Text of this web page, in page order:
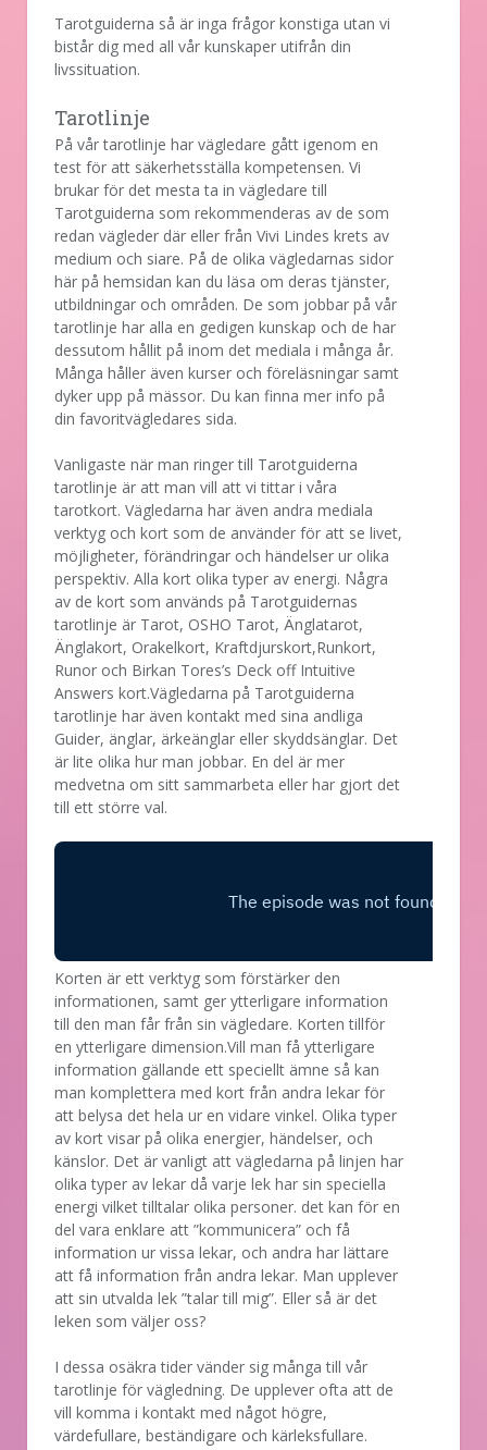
Tarotguiderna så är inga frågor konstiga utan vi
bistår dig med all vår kunskaper utifrån din
livssituation.
Tarotlinje
På vår tarotlinje har vägledare gått igenom en
test för att säkerhetsställa kompetensen. Vi
brukar för det mesta ta in vägledare till
Tarotguiderna som rekommenderas av de som
redan vägleder där eller från Vivi Lindes krets av
medium och siare. På de olika vägledarnas sidor
här på hemsidan kan du läsa om deras tjänster,
utbildningar och områden. De som jobbar på vår
tarotlinje har alla en gedigen kunskap och de har
dessutom hållit på inom det mediala i många år.
Många håller även kurser och föreläsningar samt
dyker upp på mässor. Du kan finna mer info på
din favoritvägledares sida.
Vanligaste när man ringer till Tarotguiderna
tarotlinje är att man vill att vi tittar i våra
tarotkort. Vägledarna har även andra mediala
verktyg och kort som de använder för att se livet,
möjligheter, förändringar och händelser ur olika
perspektiv. Alla kort olika typer av energi. Några
av de kort som används på Tarotguidernas
tarotlinje är Tarot, OSHO Tarot, Änglatarot,
Änglakort, Orakelkort, Kraftdjurskort,Runkort,
Runor och Birkan Tores’s Deck off Intuitive
Answers kort.Vägledarna på Tarotguiderna
tarotlinje har även kontakt med sina andliga
Guider, änglar, ärkeänglar eller skyddsänglar. Det
är lite olika hur man jobbar. En del är mer
medvetna om sitt sammarbeta eller har gjort det
till ett större val.
Korten är ett verktyg som förstärker den
informationen, samt ger ytterligare information
till den man får från sin vägledare. Korten tillför
en ytterligare dimension.Vill man få ytterligare
information gällande ett speciellt ämne så kan
man komplettera med kort från andra lekar för
att belysa det hela ur en vidare vinkel. Olika typer
av kort visar på olika energier, händelser, och
känslor. Det är vanligt att vägledarna på linjen har
olika typer av lekar då varje lek har sin speciella
energi vilket tilltalar olika personer. det kan för en
del vara enklare att ”kommunicera” och få
information ur vissa lekar, och andra har lättare
att få information från andra lekar. Man upplever
att sin utvalda lek ”talar till mig”. Eller så är det
leken som väljer oss?
I dessa osäkra tider vänder sig många till vår
tarotlinje för vägledning. De upplever ofta att de
vill komma i kontakt med något högre,
värdefullare, beständigare och kärleksfullare.